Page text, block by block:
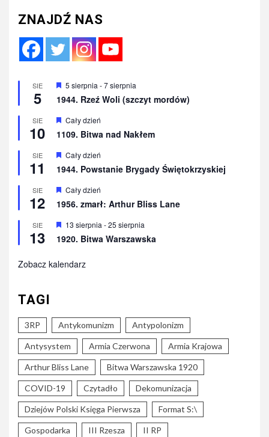
ZNAJDŹ NAS
SIE
5
Wyróżnione
5 sierpnia -7 sierpnia
1944. Rzeź Woli (szczyt mordów)
SIE
10
Wyróżnione
Cały dzień
1109. Bitwa nad Nakłem
SIE
11
Wyróżnione
Cały dzień
1944. Powstanie Brygady Świętokrzyskiej
SIE
12
Wyróżnione
Cały dzień
1956. zmarł: Arthur Bliss Lane
SIE
13
Wyróżnione
13 sierpnia -25 sierpnia
1920. Bitwa Warszawska
Zobacz kalendarz
TAGI
3RP Antykomunizm Antypolonizm
Antysystem Armia Czerwona Armia Krajowa
Arthur Bliss Lane Bitwa Warszawska 1920
COVID-19 Czytadło Dekomunizacja
Dziejów Polski Księga Pierwsza Format S:\
Gospodarka III Rzesza II RP